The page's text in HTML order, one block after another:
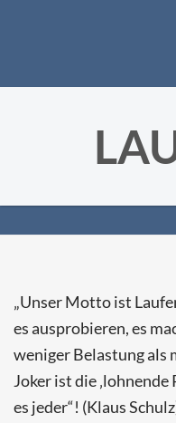
„Unser Motto ist
es ausprobieren, es
weniger Belastung als
Joker ist die ‚lohnende
es jeder“! (Klaus